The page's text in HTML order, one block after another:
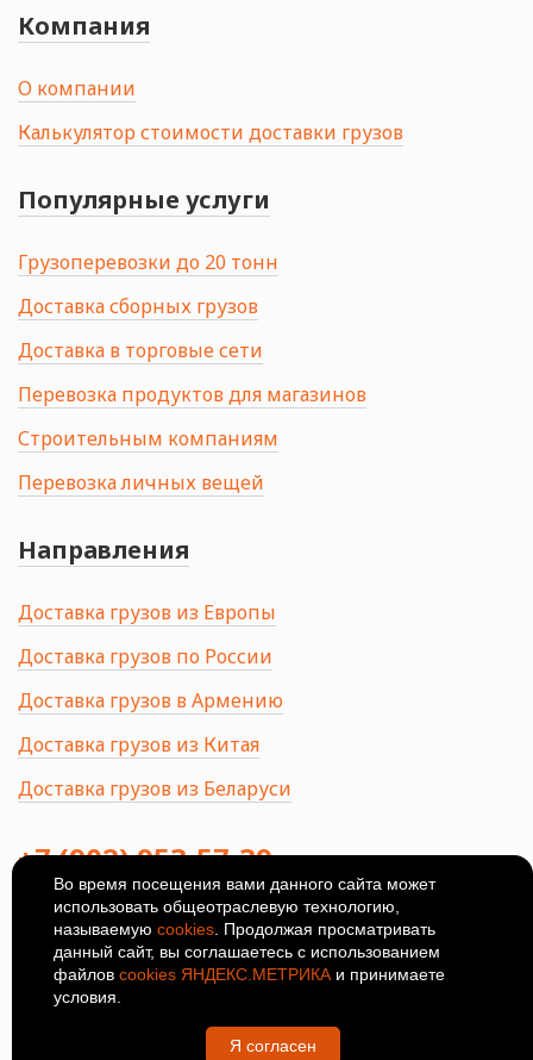
Компания
О компании
Калькулятор стоимости доставки грузов
Популярные услуги
Грузоперевозки до 20 тонн
Доставка сборных грузов
Доставка в торговые сети
Перевозка продуктов для магазинов
Строительным компаниям
Перевозка личных вещей
Направления
Доставка грузов из Европы
Доставка грузов по России
Доставка грузов в Армению
Доставка грузов из Китая
Доставка грузов из Беларуси
+7 (902) 953-57-39
414024, Россия, Астрахань, ул.
Ширяева, 8Б
© 2026Политика
конфиденциальности
Во время посещения вами данного сайта может
использовать общеотраслевую технологию,
называемую cookies . Продолжая просматривать
данный сайт, вы соглашаетесь с использованием
файлов cookies ЯНДЕКС.МЕТРИКА и принимаете
условия.
Я согласен